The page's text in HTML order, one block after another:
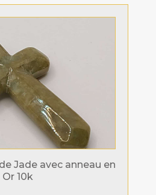
Jade avec anneau en
Or 10k